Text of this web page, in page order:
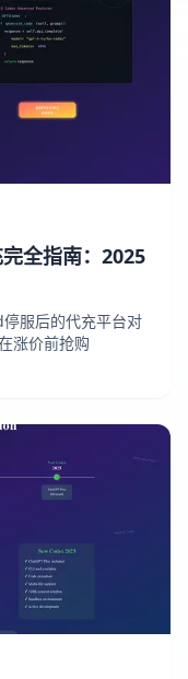
全指南：2025
服后的代充平台对
涨价前抢购